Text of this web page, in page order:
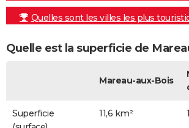
Quelles sont les villes les plus
Quelle est la superficie de
Mareau-aux-Bois
Superficie
11,6 km²